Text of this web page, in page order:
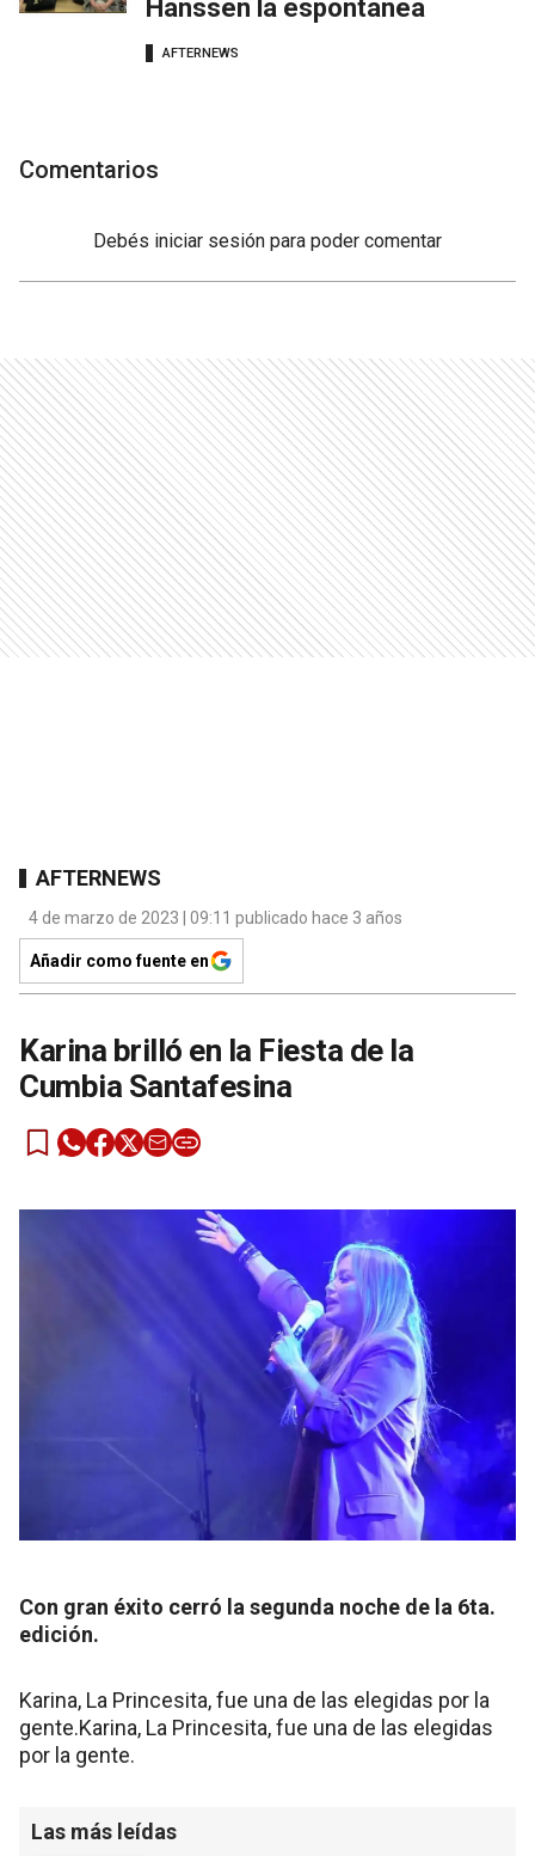
Hanssen la espontánea
AFTERNEWS
Comentarios
Debés iniciar sesión para poder comentar
AFTERNEWS
4 de marzo de 2023 | 09:11 publicado hace 3 años
Añadir como fuente en
Karina brilló en la Fiesta de la
Cumbia Santafesina
Con gran éxito cerró la segunda noche de la 6ta.
edición.
Karina, La Princesita, fue una de las elegidas por la
gente.Karina, La Princesita, fue una de las elegidas
por la gente.
Las más leídas